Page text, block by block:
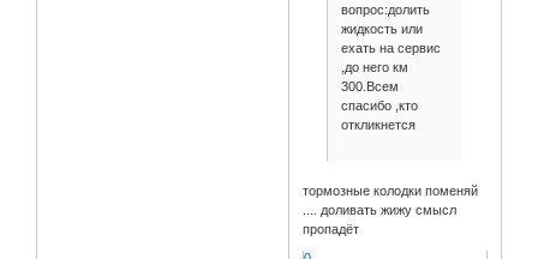
вопрос:долить
жидкость или
ехать на сервис
,до него км
300.Всем
спасибо ,кто
откликнется
тормозные колодки поменяй
.... доливать жижу смысл
пропадёт